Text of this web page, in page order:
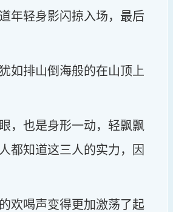
年轻身影闪掠入场，最后
如排山倒海般的在山顶上
，也是身形一动，轻飘飘
都知道这三人的实力，因
欢喝声变得更加激荡了起